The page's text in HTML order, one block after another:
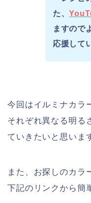
た、
ますので
応援して
今回はイルミナカラ
それぞれ異なる明る
ていきたいと思いま
また、お探しのカラ
下記のリンクから簡